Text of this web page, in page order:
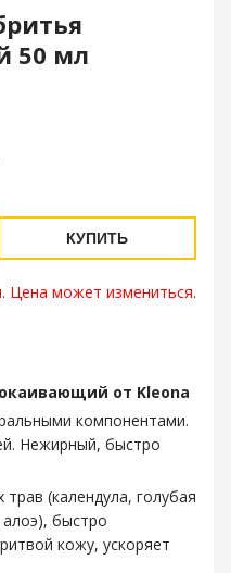
50 мл
КУПИТЬ
Цена может измениться.
от Kleona
компонентами.
Нежирный, быстро
(календула, голубая
быстро
кожу, ускоряет